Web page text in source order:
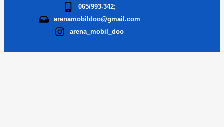
065/993-342;
arenamobildoo@gmail.com
arena_mobil_doo